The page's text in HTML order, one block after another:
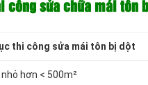
công sửa chữa mái tôn
thi công sửa mái tôn bị dột
hơn < 500m²